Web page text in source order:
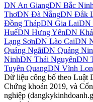
DN An GiangDN Bắc Ninh
ThơDN Đà NẵngDN Đắk
Đồng ThápDN Gia LaiDN
HuếDN Hưng YênDN
Lạng SơnDN Lào CaiDN
Quảng NgãiDN Quảng
NinhDN Thái NguyênDN
Tuyên QuangDN Vĩnh
Dữ liệu công bố theo Luật
Chứng khoán 2019, và
nghiệp